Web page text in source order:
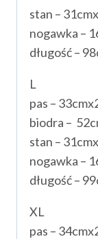
stan –
nogawka –
długość –
L
pas –
biodra –
stan –
nogawka –
długość –
XL
pas –